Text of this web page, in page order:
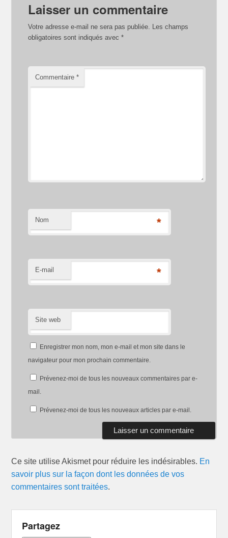
Laisser un commentaire
Votre adresse e-mail ne sera pas publiée. Les champs
obligatoires sont indiqués avec*
Commentaire*
Nom *
E-mail *
Site web
Enregistrer mon nom, mon e-mail et mon site dans le
navigateur pour mon prochain commentaire.
Prévenez-moi de tous les nouveaux commentaires par e-
mail.
Prévenez-moi de tous les nouveaux articles par e-mail.
Ce site utilise Akismet pour réduire les indésirables. En
savoir plus sur la façon dont les données de vos
commentaires sont traitées.
Partagez